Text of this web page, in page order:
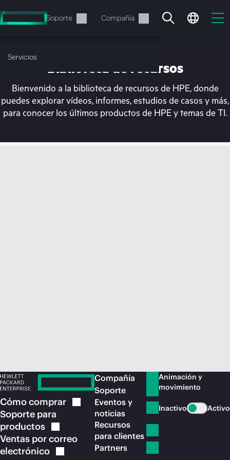
al
contenido
Soporte Compañía
Servicios
En estos momentos, tu
Biblioteca de recursos
Bienvenido a la biblioteca de recursos de HPE, donde
puedes explorar vídeos, informes, estudios de casos y más,
para conocer los últimos productos de HPE y temas de TI.
Cómocomprar
Soporte para
productos
Ventas por correo
electrónico
Compañía
Soporte
Eventos y
noticias
Recursos
para clientes
Partners
Animación y
movimiento
Inactivo Activo